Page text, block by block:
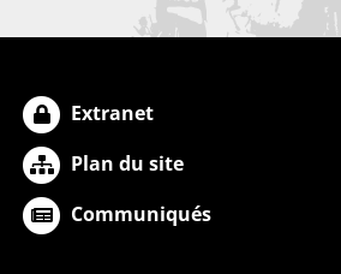
Extranet
Plan du site
Communiqués